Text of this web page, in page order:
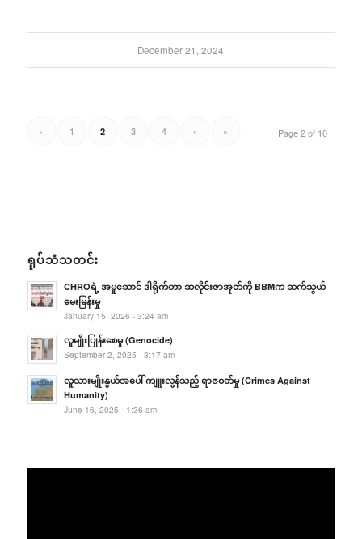
December 21, 2024
Page 2 of 10
‹ 1 2 3 4 › »
ရုပ်သံသတင်း
CHROရဲ့ အမှုဆောင် ဒါရိုက်တာ ဆလိုင်းဇာအုတ်ကို BBMက ဆက်သွယ်
မေးမြန်းမှု
January 15, 2026 - 3:24 am
လူမျိုးပြုန်းစေမှု (Genocide)
September 2, 2025 - 3:17 am
လူသားမျိုးနွယ်အပေါ် ကျူးလွန်သည့် ရာဇဝတ်မှု (Crimes Against
Humanity)
June 16, 2025 - 1:36 am